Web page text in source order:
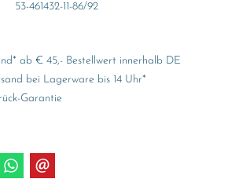
53-461432-11-86/92
ab € 45,- Bestellwert innerhalb DE
bei Lagerware bis 14 Uhr*
Garantie